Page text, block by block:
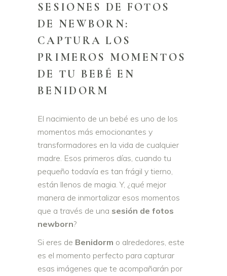
SESIONES DE FOTOS
DE NEWBORN:
CAPTURA LOS
PRIMEROS MOMENTOS
DE TU BEBÉ EN
BENIDORM
El nacimiento de un bebé es uno de los
momentos más emocionantes y
transformadores en la vida de cualquier
madre. Esos primeros días, cuando tu
pequeño todavía es tan frágil y tierno,
están llenos de magia. Y, ¿qué mejor
manera de inmortalizar esos momentos
que a través de una sesión de fotos
newborn?
Si eres de Benidorm o alrededores, este
es el momento perfecto para capturar
esas imágenes que te acompañarán por